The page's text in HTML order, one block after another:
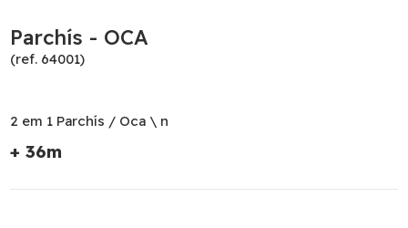
Parchís - OCA
(ref. 64001)
2 em 1 Parchís / Oca \ n
+ 36m